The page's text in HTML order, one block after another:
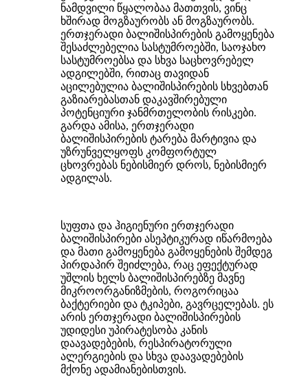
ნამდვილი წყალობაა მათთვის, ვინც
ხშირად მოგზაურობს ან მოგზაურობს.
ერთჯერადი ბალიშისპირების გამოყენება
შესაძლებელია სასტუმროებში, საოჯახო
სასტუმროებსა და სხვა საცხოვრებელ
ადგილებში, რითაც თავიდან
აცილებულია ბალიშისპირების სხვებთან
გაზიარებასთან დაკავშირებული
პოტენციური ჯანმრთელობის რისკები.
გარდა ამისა, ერთჯერადი
ბალიშისპირების ტარება მარტივია და
უზრუნველყოფს კომფორტულ
ცხოვრებას ნებისმიერ დროს, ნებისმიერ
ადგილას.
სუფთა და ჰიგიენური ერთჯერადი
ბალიშისპირები ასეპტიკურად იწარმოება
და მათი გამოყენება გამოყენების შემდეგ
პირდაპირ შეიძლება, რაც ეფექტურად
უშლის ხელს ბალიშისპირებზე მავნე
მიკროორგანიზმების, როგორიცაა
ბაქტერიები და ტკიპები, გავრცელებას. ეს
არის ერთჯერადი ბალიშისპირების
უდიდესი უპირატესობა კანის
დაავადებების, რესპირატორული
ალერგიების და სხვა დაავადებების
მქონე ადამიანებისთვის.